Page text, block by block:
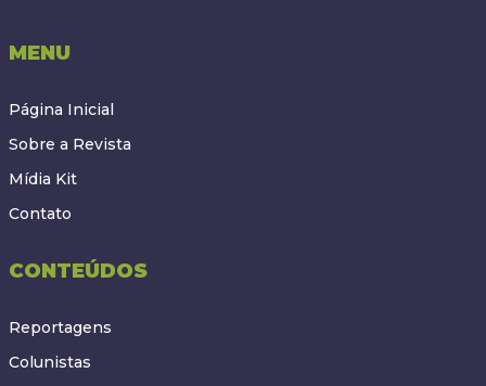
MENU
Página Inicial
Sobre a Revista
Mídia Kit
Contato
CONTEÚDOS
Reportagens
Colunistas